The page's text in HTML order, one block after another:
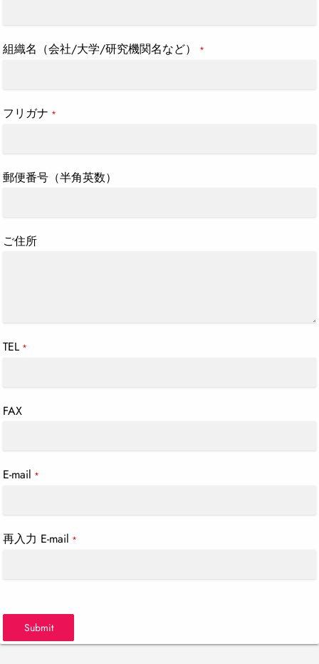
組織名（会社/大学/研究機関名など） *
フリガナ *
郵便番号（半角英数）
ご住所
TEL *
FAX
E-mail *
再入力 E-mail *
Submit